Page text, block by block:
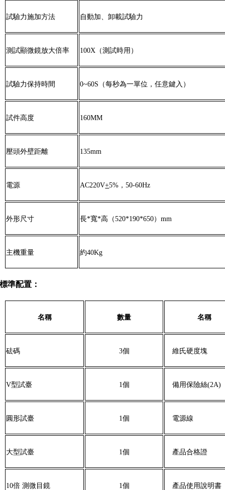
試驗力施加方法 自動加、卸載試驗力
測試顯微鏡放大倍率 100X（測試時用）
試驗力保持時間 0~60S（每秒為一單位，任意鍵入）
試件高度 160MM
壓頭外壁距離 135mm
電源 AC220V+5%，50-60Hz
外形尺寸 長*寬*高（520*190*650）mm
主機重量 約40Kg
準配置：
名稱 數量 名稱
砝碼 3個 維氏硬度塊
V型試臺 1個 備用保險絲(2A)
圓形試臺 1個 電源線
大型試臺 1個 產品合格證
10倍 測微目鏡 1個 產品使用說明書